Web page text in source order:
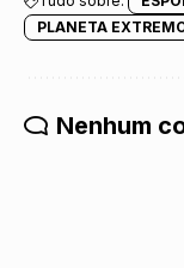
PLANETA
Nenhum